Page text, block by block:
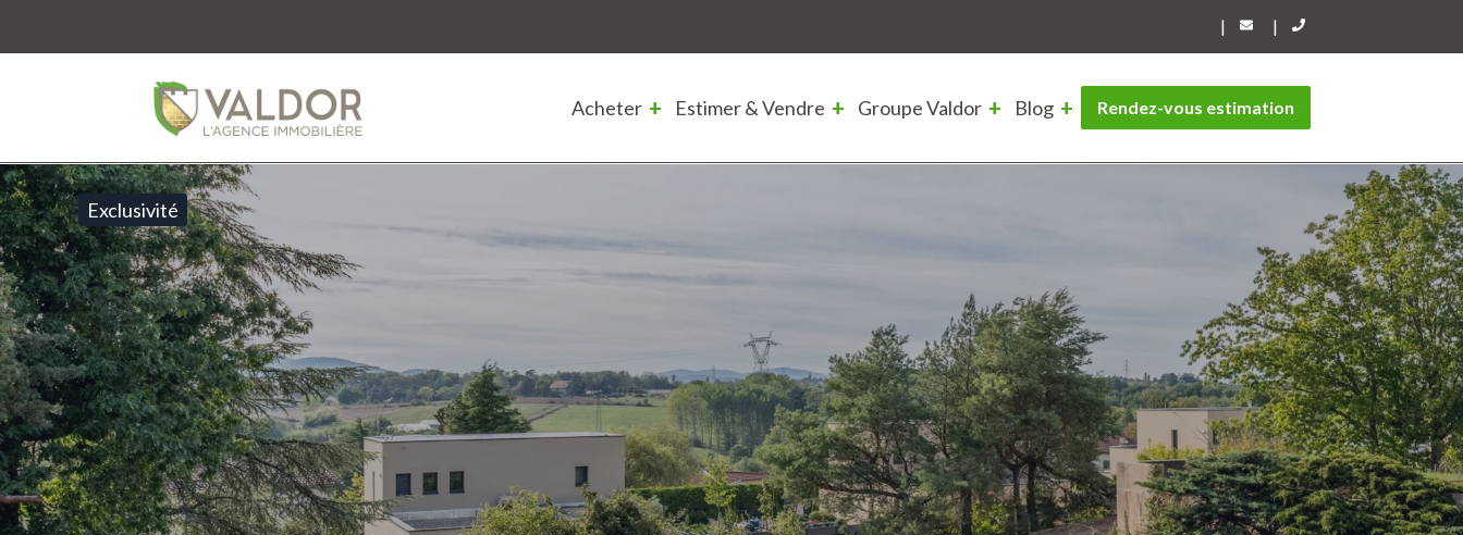
| |
Acheter Estimer & Vendre Groupe Valdor Blog Rendez-vous estimation
Exclusivité